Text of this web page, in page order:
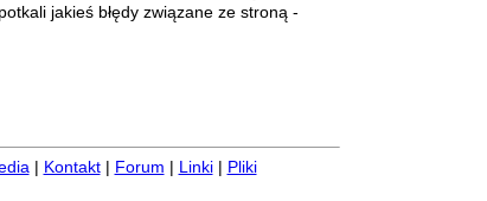
jakieś błędy związane ze stroną -
| Kontakt| Forum | Linki| Pliki